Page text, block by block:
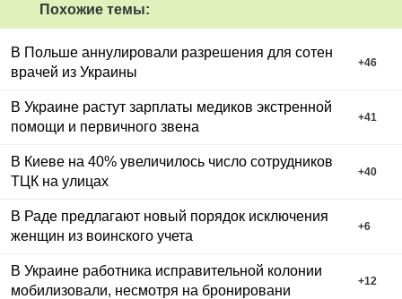
Похожие темы:
В Польше аннулировали разрешения для сотен
врачей из Украины
+46
В Украине растут зарплаты медиков экстренной
помощи и первичного звена
+41
В Киеве на 40% увеличилось число сотрудников
ТЦК на улицах
+40
В Раде предлагают новый порядок исключения
женщин из воинского учета
+6
В Украине работника исправительной колонии
мобилизовали, несмотря на бронировани
+12